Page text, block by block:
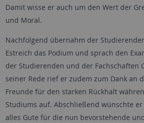
Damit wisse er auch um den Wert der
und Moral.
Nachfolgend übernahm der
Estreich das Podium und sprach den
der Studierenden und der Fachschaften
seiner Rede rief er zudem zum Dank an
Freunde für den starken Rückhalt
Studiums auf. Abschließend wünschte
alles Gute für die nun bevorstehende